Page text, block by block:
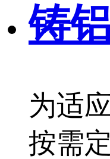
为适
按需